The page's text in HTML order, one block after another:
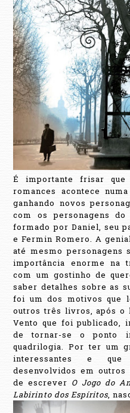
É importante frisar
romances acontece
ganhando novos
com os personagens
formado por Daniel, seu
e Fermin Romero. A
até mesmo personagens
importância enorme na
com um gostinho de
saber detalhes sobre as
foi um dos motivos que
outros três livros, após o
Vento que foi publicado,
de tornar-se o ponto
quadrilogia. Por ter um
interessantes e
desenvolvidos em
de escrever O Jogo do
Labirinto dos Espíritos,